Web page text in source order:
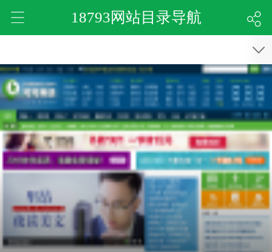
18793网站目录导航